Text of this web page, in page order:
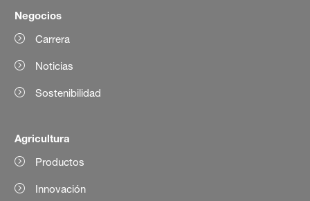
Negocios
Carrera
Noticias
Sostenibilidad
Agricultura
Productos
Innovación